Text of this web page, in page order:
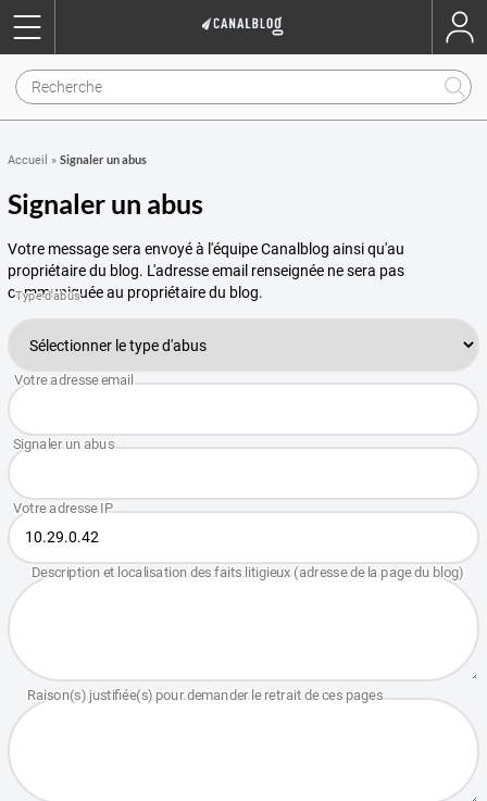
Accueil » Signaler un abus
Signaler un abus
Votre message sera envoyé à l'équipe Canalblog ainsi qu'au
propriétaire du blog. L'adresse email renseignée ne sera pas
communiquée au propriétaire du blog.